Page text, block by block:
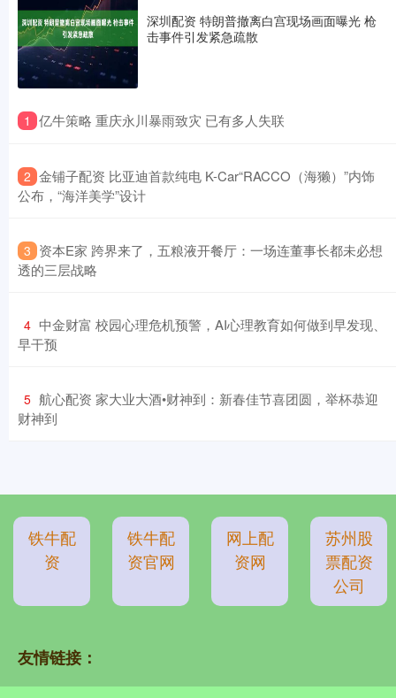
深圳配资 特朗普撤离白宫现场画面曝光 枪
击事件引发紧急疏散
1 ​亿牛策略 重庆永川暴雨致灾 已有多人失联
2 ​金铺子配资 比亚迪首款纯电 K-Car“RACCO（海獭）”内饰
公布，“海洋美学”设计
3 ​资本E家 跨界来了，五粮液开餐厅：一场连董事长都未必想
透的三层战略
4 ​中金财富 校园心理危机预警，AI心理教育如何做到早发现、
早干预
5 ​航心配资 家大业大酒•财神到：新春佳节喜团圆，举杯恭迎
财神到
铁牛配
资
铁牛配
资官网
网上配
资网
苏州股
票配资
公司
友情链接：